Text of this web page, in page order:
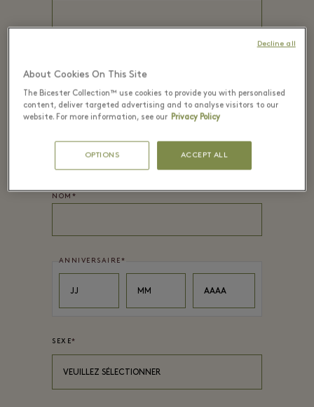
NOM *
ANNIVERSAIRE*
Day
JJ
Month
MM
Year
AAAA
SEXE*
VEUILLEZ SÉLECTIONNER
About Cookies On This Site
The Bicester Collection™ use cookies to provide you with personalised
content, deliver targeted advertising and to analyse visitors to our
website. For more information, see our Privacy Policy
OPTIONS ACCEPT ALL
Decline all